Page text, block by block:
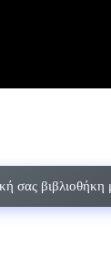
σας βιβλιοθήκη